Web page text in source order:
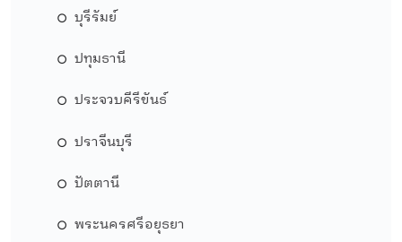
บุรีรัมย์
ปทุมธานี
ประจวบคีรีขันธ์
ปราจีนบุรี
ปัตตานี
พระนครศรีอยุธยา